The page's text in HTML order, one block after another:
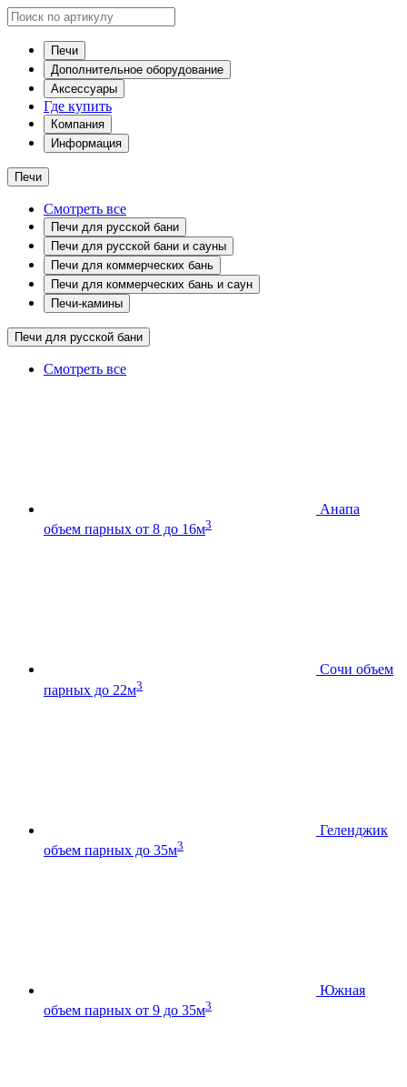
Печи
Дополнительное оборудование
Аксессуары
Где купить
Компания
Информация
Печи
Смотреть все
Печи для русской бани
Печи для русской бани и сауны
Печи для коммерческих бань
Печи для коммерческих бань и саун
Печи-камины
Печи для русской бани
Смотреть все
Анапа
объем парных от 8 до 16м3
Сочи объем
парных до 22м3
Геленджик
объем парных до 35м3
Южная
объем парных от 9 до 35м3